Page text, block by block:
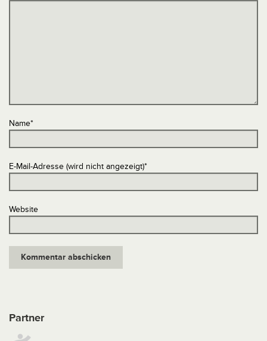
Name*
E-Mail-Adresse (wird nicht angezeigt)*
Website
Partner